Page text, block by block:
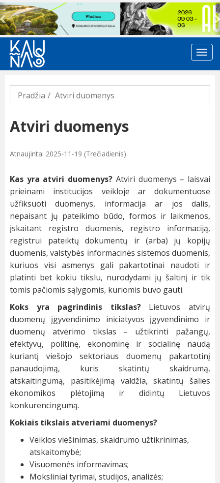
Previous
Pradžia Atviri duomenys
Atviri duomenys
Atnaujinta: 2025-11-19 (Trečiadienis)
Kas yra atviri duomenys? Atviri duomenys – laisvai
prieinami institucijos veikloje ar dokumentuose
užfiksuoti duomenys, informacija ar jos dalis,
nepaisant jų pateikimo būdo, formos ir laikmenos,
įskaitant registro duomenis, registro informaciją,
registrui pateiktų dokumentų ir (arba) jų kopijų
duomenis, valstybės informacinės sistemos duomenis,
kuriuos visi asmenys gali pakartotinai naudoti ir
platinti bet kokiu tikslu, nurodydami jų šaltinį ir tik
tomis pačiomis sąlygomis, kuriomis buvo gauti.
Koks yra pagrindinis tikslas?Lietuvos atvirų
duomenų įgyvendinimo iniciatyvos įgyvendinimo ir
duomenų atvėrimo tikslas – užtikrinti pažangų,
efektyvų, politinę, ekonominę ir socialinę naudą
kuriantį viešojo sektoriaus duomenų pakartotinį
panaudojimą, kuris skatintų skaidrumą,
atskaitingumą, pasitikėjimą valdžia, skatintų šalies
ekonomikos plėtojimą ir didintų Lietuvos
konkurencingumą.
Kokiais tikslais atveriami duomenys?
Veiklos viešinimas, skaidrumo užtikrinimas,
atskaitomybė;
Visuomenės informavimas;
Moksliniai tyrimai, studijos, analizės;